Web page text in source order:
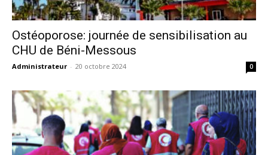
Ostéoporose: journée de sensibilisation au
CHU de Béni-Messous
Administrateur - 20 octobre 2024 0